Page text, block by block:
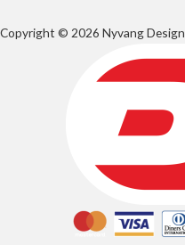
Copyright © 2026 Nyvang Design